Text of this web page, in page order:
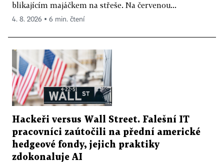
blikajícím majáčkem na střeše. Na červenou...
4. 8. 2026 ▪ 6 min. čtení
Hackeři versus Wall Street. Falešní IT
pracovníci zaútočili na přední americké
hedgeové fondy, jejich praktiky
zdokonaluje AI